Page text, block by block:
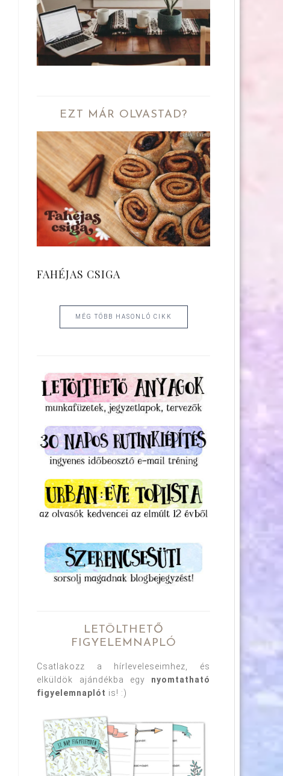
EZT MÁR OLVASTAD?
FAHÉJAS CSIGA
MÉG TÖBB HASONLÓ CIKK
LETÖLTHETŐ
FIGYELEMNAPLÓ
Csatlakozz a hírleveleseimhez, és
elküldök ajándékba egy nyomtatható
figyelemnaplót is! :)